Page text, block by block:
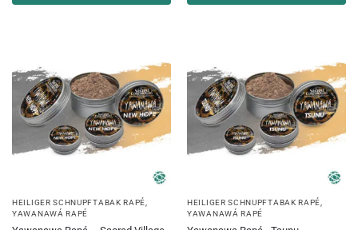
HEILIGER SCHNUPFTABAK RAPÉ,
YAWANAWÁ RAPÉ
HEILIGER SCHNUPFTABAK RAPÉ,
YAWANAWÁ RAPÉ